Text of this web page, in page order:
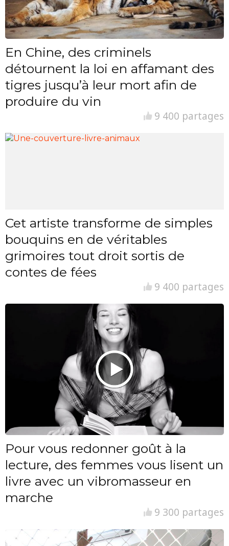
En Chine, des criminels
détournent la loi en affamant des
tigres jusqu’à leur mort afin de
produire du vin
9 400 partages
Cet artiste transforme de simples
bouquins en de véritables
grimoires tout droit sortis de
contes de fées
9 400 partages
Pour vous redonner goût à la
lecture, des femmes vous lisent un
livre avec un vibromasseur en
marche
9 300 partages